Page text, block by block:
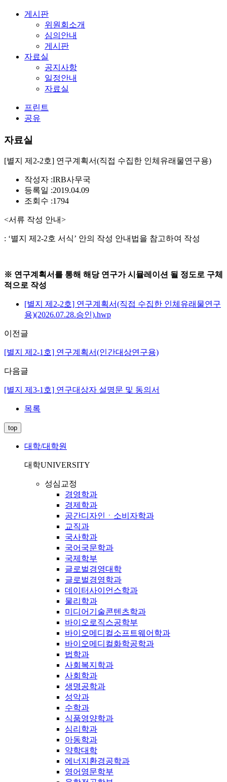
게시판
위원회소개
심의안내
게시판
자료실
공지사항
일정안내
자료실
프린트
공유
자료실
[별지 제2-2호] 연구계획서(직접 수집한 인체유래물연구용)
작성자 :IRB사무국
등록일 :2019.04.09
조회수 :1794
<서류 작성 안내>
: ‘별지 제 2-2호 서식’ 안의 작성 안내법을 참고하여 작성
※ 연구계획서를 통해 해당 연구가 시뮬레이션 될 정도로 구체
적으로 작성
[별지 제2-2호] 연구계획서(직접 수집한 인체유래물연구
용)(2026.07.28.승인).hwp
이전글
[별지 제2-1호] 연구계획서(인간대상연구용)
다음글
[별지 제3-1호] 연구대상자 설명문 및 동의서
목록
top
대학/대학원
대학UNIVERSITY
성심교정
경영학과
경제학과
공간디자인ㆍ소비자학과
교직과
국사학과
국어국문학과
국제학부
글로벌경영대학
글로벌경영학과
데이터사이언스학과
물리학과
미디어기술콘텐츠학과
바이오로직스공학부
바이오메디컬소프트웨어학과
바이오메디컬화학공학과
법학과
사회복지학과
사회학과
생명공학과
성악과
수학과
식품영양학과
심리학과
아동학과
약학대학
에너지환경공학과
영어영문학부